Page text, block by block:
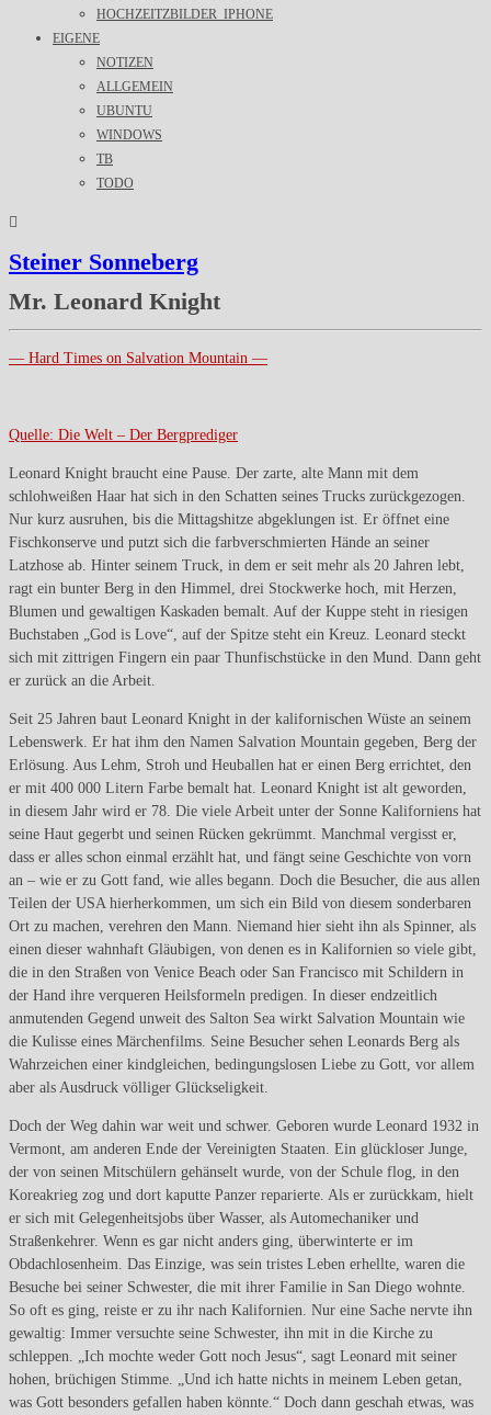
HOCHZEITZBILDER_IPHONE
EIGENE
NOTIZEN
ALLGEMEIN
UBUNTU
WINDOWS
TB
TODO
Steiner Sonneberg
Mr. Leonard Knight
— Hard Times on Salvation Mountain —
Quelle: Die Welt – Der Bergprediger
Leonard Knight braucht eine Pause. Der zarte, alte Mann mit dem
schlohweißen Haar hat sich in den Schatten seines Trucks zurückgezogen.
Nur kurz ausruhen, bis die Mittagshitze abgeklungen ist. Er öffnet eine
Fischkonserve und putzt sich die farbverschmierten Hände an seiner
Latzhose ab. Hinter seinem Truck, in dem er seit mehr als 20 Jahren lebt,
ragt ein bunter Berg in den Himmel, drei Stockwerke hoch, mit Herzen,
Blumen und gewaltigen Kaskaden bemalt. Auf der Kuppe steht in riesigen
Buchstaben „God is Love“, auf der Spitze steht ein Kreuz. Leonard steckt
sich mit zittrigen Fingern ein paar Thunfischstücke in den Mund. Dann geht
er zurück an die Arbeit.
Seit 25 Jahren baut Leonard Knight in der kalifornischen Wüste an seinem
Lebenswerk. Er hat ihm den Namen Salvation Mountain gegeben, Berg der
Erlösung. Aus Lehm, Stroh und Heuballen hat er einen Berg errichtet, den
er mit 400 000 Litern Farbe bemalt hat. Leonard Knight ist alt geworden,
in diesem Jahr wird er 78. Die viele Arbeit unter der Sonne Kaliforniens hat
seine Haut gegerbt und seinen Rücken gekrümmt. Manchmal vergisst er,
dass er alles schon einmal erzählt hat, und fängt seine Geschichte von vorn
an – wie er zu Gott fand, wie alles begann. Doch die Besucher, die aus allen
Teilen der USA hierherkommen, um sich ein Bild von diesem sonderbaren
Ort zu machen, verehren den Mann. Niemand hier sieht ihn als Spinner, als
einen dieser wahnhaft Gläubigen, von denen es in Kalifornien so viele gibt,
die in den Straßen von Venice Beach oder San Francisco mit Schildern in
der Hand ihre verqueren Heilsformeln predigen. In dieser endzeitlich
anmutenden Gegend unweit des Salton Sea wirkt Salvation Mountain wie
die Kulisse eines Märchenfilms. Seine Besucher sehen Leonards Berg als
Wahrzeichen einer kindgleichen, bedingungslosen Liebe zu Gott, vor allem
aber als Ausdruck völliger Glückseligkeit.
Doch der Weg dahin war weit und schwer. Geboren wurde Leonard 1932 in
Vermont, am anderen Ende der Vereinigten Staaten. Ein glückloser Junge,
der von seinen Mitschülern gehänselt wurde, von der Schule flog, in den
Koreakrieg zog und dort kaputte Panzer reparierte. Als er zurückkam, hielt
er sich mit Gelegenheitsjobs über Wasser, als Automechaniker und
Straßenkehrer. Wenn es gar nicht anders ging, überwinterte er im
Obdachlosenheim. Das Einzige, was sein tristes Leben erhellte, waren die
Besuche bei seiner Schwester, die mit ihrer Familie in San Diego wohnte.
So oft es ging, reiste er zu ihr nach Kalifornien. Nur eine Sache nervte ihn
gewaltig: Immer versuchte seine Schwester, ihn mit in die Kirche zu
schleppen. „Ich mochte weder Gott noch Jesus“, sagt Leonard mit seiner
hohen, brüchigen Stimme. „Und ich hatte nichts in meinem Leben getan,
was Gott besonders gefallen haben könnte.“ Doch dann geschah etwas, was